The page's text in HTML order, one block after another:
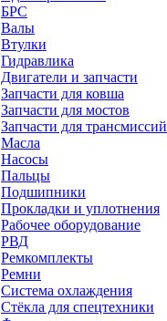
БРС
Валы
Втулки
Гидравлика
Двигатели и запчасти
Запчасти для ковша
Запчасти для мостов
Запчасти для трансмиссий
Масла
Насосы
Пальцы
Подшипники
Прокладки и уплотнения
Рабочее оборудование
РВД
Ремкомплекты
Ремни
Система охлаждения
Стёкла для спецтехники